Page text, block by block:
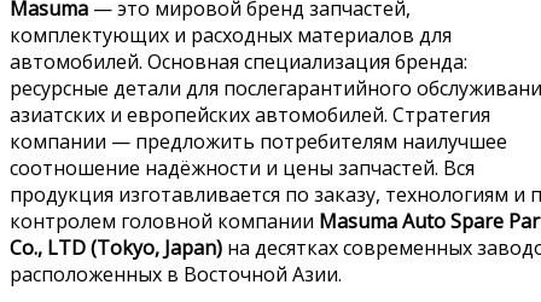
Masuma — это мировой бренд запчастей,
комплектующих и расходных материалов для
автомобилей. Основная специализация бренда:
ресурсные детали для послегарантийного
азиатских и европейских автомобилей. Стратегия
компании — предложить потребителям наилучшее
соотношение надёжности и цены запчастей. Вся
продукция изготавливается по заказу, технологиям и
контролем головной компании Masuma Auto Spare
Co., LTD (Tokyo, Japan) на десятках современных
расположенных в Восточной Азии.